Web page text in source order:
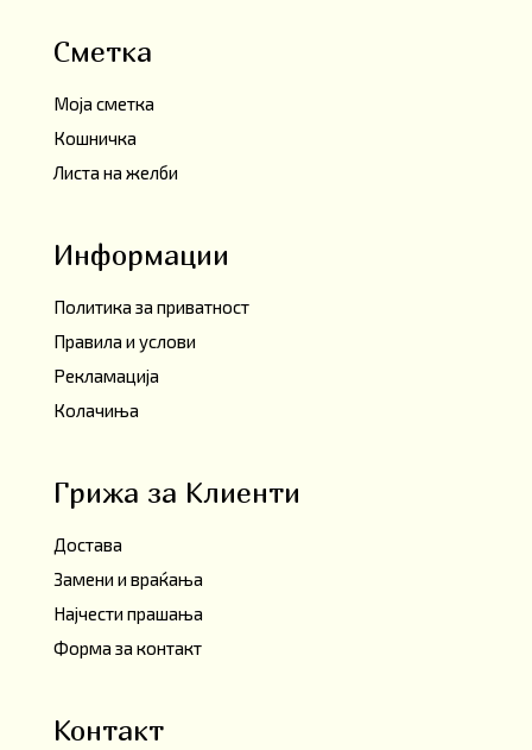
Сметка
Моја сметка
Кошничка
Листа на желби
Информации
Политика за приватност
Правила и услови
Рекламација
Колачиња
Грижа за Клиенти
Достава
Замени и враќања
Најчести прашања
Форма за контакт
Контакт